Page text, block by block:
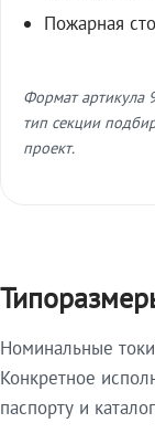
Пожарная
Формат артикула
тип секции
проект.
Номинальные токи
Конкретное
паспорту и